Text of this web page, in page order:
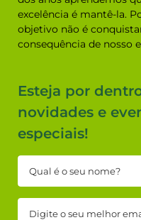
Concordo com osTermos de
Uso e Política de Privacidade.
Ajuda
SAC
Nossas dicas